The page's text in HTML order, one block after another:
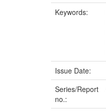
Keywords:
Issue Date:
Series/Report
no.: